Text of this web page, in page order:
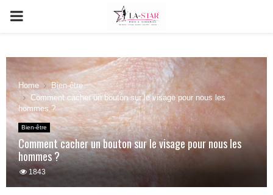
PRIMARY
Home
Bien-être
Comment cacher un bouton sur le visage pour nous les
hommes ?
Bien-être
Comment cacher un bouton sur le visage pour nous les
hommes ?
1843